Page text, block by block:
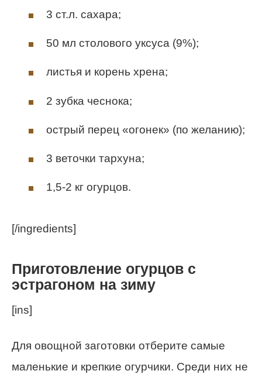
3 ст.л. сахара;
50 мл столового уксуса (9%);
листья и корень хрена;
2 зубка чеснока;
острый перец «огонек» (по желанию);
3 веточки тархуна;
1,5-2 кг огурцов.
[/ingredients]
Приготовление огурцов с
эстрагоном на зиму
[ins]
Для овощной заготовки отберите самые
маленькие и крепкие огурчики. Среди них не